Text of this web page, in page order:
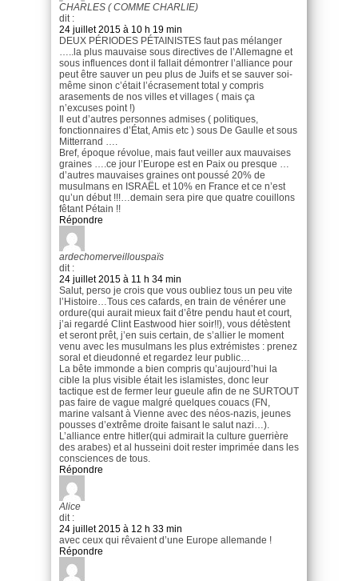
CHARLES ( COMME CHARLIE)
dit :
24 juillet 2015 à 10 h 19 min
DEUX PÉRIODES PÉTAINISTES faut pas mélanger
…..la plus mauvaise sous directives de l’Allemagne et
sous influences dont il fallait démontrer l’alliance pour
peut être sauver un peu plus de Juifs et se sauver soi-
même sinon c’était l’écrasement total y compris
arasements de nos villes et villages ( mais ça
n’excuses point !)
Il eut d’autres personnes admises ( politiques,
fonctionnaires d’État, Amis etc ) sous De Gaulle et sous
Mitterrand ….
Bref, époque révolue, mais faut veiller aux mauvaises
graines ….ce jour l’Europe est en Paix ou presque …
d’autres mauvaises graines ont poussé 20% de
musulmans en ISRAËL et 10% en France et ce n’est
qu’un début !!!…demain sera pire que quatre couillons
fêtant Pétain !!
Répondre
ardechomerveillouspaïs
dit :
24 juillet 2015 à 11 h 34 min
Salut, perso je crois que vous oubliez tous un peu vite
l’Histoire…Tous ces cafards, en train de vénérer une
ordure(qui aurait mieux fait d’être pendu haut et court,
j’ai regardé Clint Eastwood hier soir!!), vous détèstent
et seront prêt, j’en suis certain, de s’allier le moment
venu avec les musulmans les plus extrémistes : prenez
soral et dieudonné et regardez leur public…
La bête immonde a bien compris qu’aujourd’hui la
cible la plus visible était les islamistes, donc leur
tactique est de fermer leur gueule afin de ne SURTOUT
pas faire de vague malgré quelques couacs (FN,
marine valsant à Vienne avec des néos-nazis, jeunes
pousses d’extrême droite faisant le salut nazi…).
L’alliance entre hitler(qui admirait la culture guerrière
des arabes) et al husseini doit rester imprimée dans les
consciences de tous.
Répondre
Alice
dit :
24 juillet 2015 à 12 h 33 min
avec ceux qui rêvaient d’une Europe allemande !
Répondre